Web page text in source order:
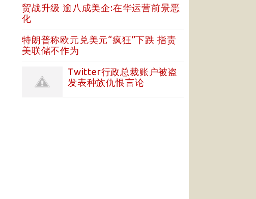
贸战升级 逾八成美企:在华运营前景恶
化
特朗普称欧元兑美元“疯狂”下跌 指责
美联储不作为
Twitter行政总裁账户被盗
发表种族仇恨言论